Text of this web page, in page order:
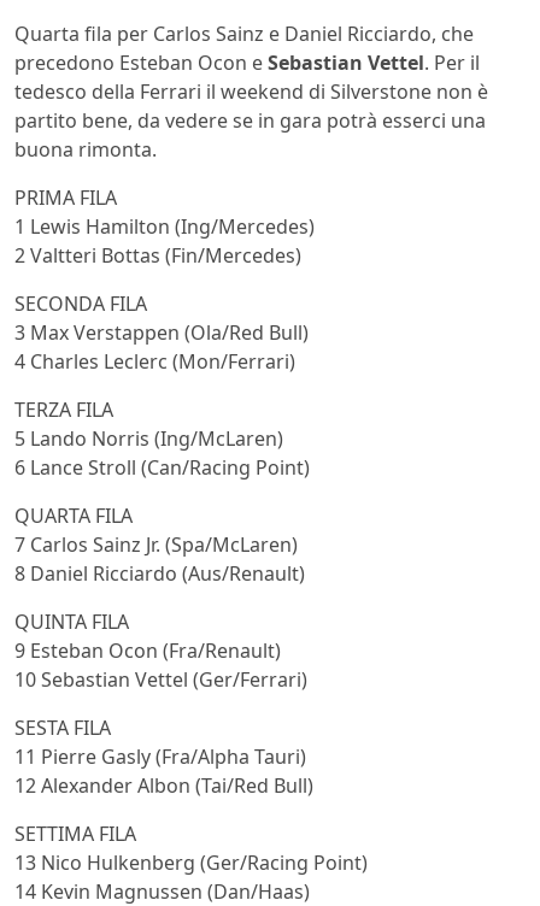
Quarta fila per Carlos Sainz e Daniel Ricciardo, che
precedono Esteban Ocon eSebastian Vettel. Per il
tedesco della Ferrari il weekend di Silverstone non è
partito bene, da vedere se in gara potrà esserci una
buona rimonta.
PRIMA FILA
1 Lewis Hamilton (Ing/Mercedes)
2 Valtteri Bottas (Fin/Mercedes)
SECONDA FILA
3 Max Verstappen (Ola/Red Bull)
4 Charles Leclerc (Mon/Ferrari)
TERZA FILA
5 Lando Norris (Ing/McLaren)
6 Lance Stroll (Can/Racing Point)
QUARTA FILA
7 Carlos Sainz Jr. (Spa/McLaren)
8 Daniel Ricciardo (Aus/Renault)
QUINTA FILA
9 Esteban Ocon (Fra/Renault)
10 Sebastian Vettel (Ger/Ferrari)
SESTA FILA
11 Pierre Gasly (Fra/Alpha Tauri)
12 Alexander Albon (Tai/Red Bull)
SETTIMA FILA
13 Nico Hulkenberg (Ger/Racing Point)
14 Kevin Magnussen (Dan/Haas)